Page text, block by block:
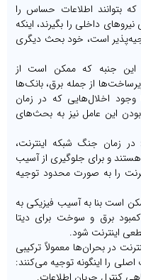
بتوانند اطلاعات حساس را
داخلی را بگیرند، اینکه
است، خود بحث دیگری
این جنبه که ممکن است از
از جمله برق، بانک‌ها
وجود اخلال‌هایی که در زمان
این عامل نیز به بحث‌های
زمان جنگ شبکه اینترنت،
و برای جلوگیری از آسیب
را به صورت محدود توجیه
است بنا به آسیب فیزیکی به
کمبود برق و سوخت برای دیتا
اینترنت شود.
در بحران‌ها معمولاً ترکیبی
را اینگونه توجیه می‌کنند: